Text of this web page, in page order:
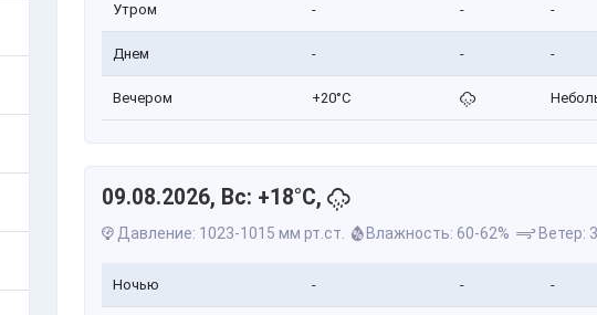
Утром - - -
Днем - - -
Вечером +20°C
09.08.2026, Вс: +18°C,
Давление: 1023-1015 мм рт.ст. Влажность: 60-62% Ветер:
Ночью - - -